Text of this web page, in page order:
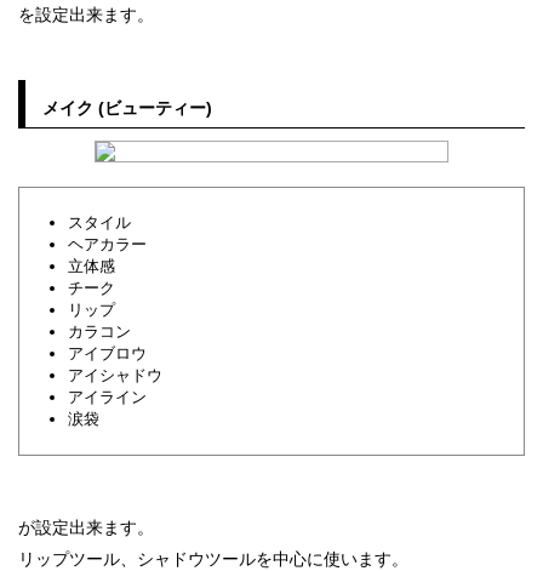
を設定出来ます。
メイク (ビューティー)
スタイル
ヘアカラー
立体感
チーク
リップ
カラコン
アイブロウ
アイシャドウ
アイライン
涙袋
が設定出来ます。
リップツール、シャドウツールを中心に使います。